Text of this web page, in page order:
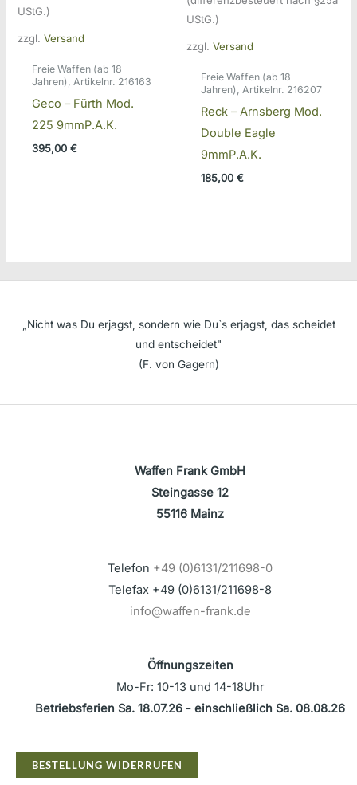
UStG.)
zzgl.Versand
Freie Waffen (ab 18
Jahren), Artikelnr. 216163
Geco – Fürth Mod.
225 9mmP.A.K.
395,00 €
UStG.)
zzgl. Versand
Freie Waffen (ab 18
Jahren), Artikelnr. 216207
Reck – Arnsberg Mod.
Double Eagle
9mmP.A.K.
185,00 €
„Nicht was Du erjagst, sondern wie Du`s erjagst, das scheidet
und entscheidet"
(F. von Gagern)
Waffen Frank GmbH
Steingasse 12
55116 Mainz
Telefon +49 (0)6131/211698-0
Telefax +49 (0)6131/211698-8
info@waffen-frank.de
Öffnungszeiten
Mo-Fr: 10-13 und 14-18Uhr
Betriebsferien Sa. 18.07.26 - einschließlich Sa. 08.08.26
BESTELLUNG WIDERRUFEN